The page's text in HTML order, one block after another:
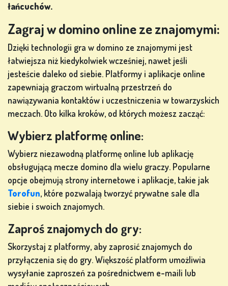
łańcuchów.
Zagraj w domino online ze znajomymi:
Dzięki technologii gra w domino ze znajomymi jest
łatwiejsza niż kiedykolwiek wcześniej, nawet jeśli
jesteście daleko od siebie. Platformy i aplikacje online
zapewniają graczom wirtualną przestrzeń do
nawiązywania kontaktów i uczestniczenia w towarzyskich
meczach. Oto kilka kroków, od których możesz zacząć:
Wybierz platformę online:
Wybierz niezawodną platformę online lub aplikację
obsługującą mecze domino dla wielu graczy. Popularne
opcje obejmują strony internetowe i aplikacje, takie jak
Torofun, które pozwalają tworzyć prywatne sale dla
siebie i swoich znajomych.
Zaproś znajomych do gry:
Skorzystaj z platformy, aby zaprosić znajomych do
przyłączenia się do gry. Większość platform umożliwia
wysyłanie zaproszeń za pośrednictwem e-maili lub